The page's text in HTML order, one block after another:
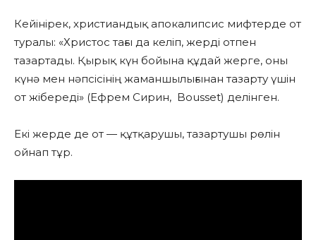
Кейінірек, христиандық апокалипсис мифтерде от
туралы: «Христос тағы да келіп, жерді отпен
тазартады. Қырық күн бойына құдай жерге, оны
күнә мен нәпсісінің жаманшылығынан тазарту үшін
от жібереді» (Ефрем Сирин, Bousset) делінген.
Екі жерде де от — құтқарушы, тазартушы рөлін
ойнап тұр.